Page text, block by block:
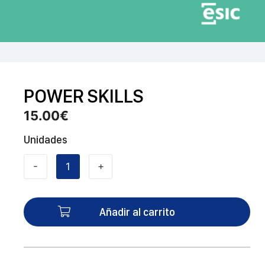
POWER SKILLS
15.00€
Unidades
- +
Añadir al carrito